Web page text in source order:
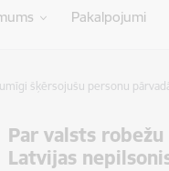
Pakalpojumi
šķērsojušu personu
Par valsts
Latvijas